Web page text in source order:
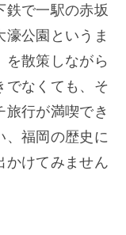
鉄で一駅の赤坂
公園というま
を散策しながら
でなくても、そ
旅行が満喫でき
、福岡の歴史に
かけてみません